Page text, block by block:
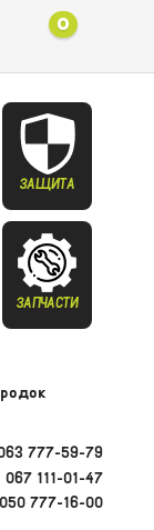
0
ЗАЩИТА
ЗАПЧАСТИ
777-59-79
067 111-01-47
050 777-16-00